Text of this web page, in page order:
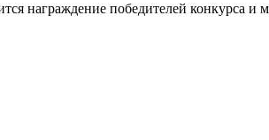
награждение победителей конкурса и